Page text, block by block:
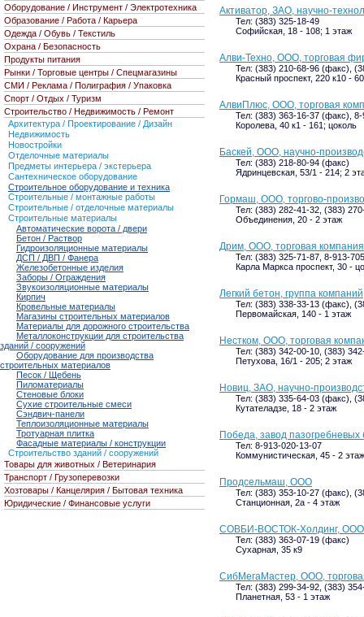
Активатор, ЗАО, научно-
Тел: (383) 325-18-49
Софийская, 18 - 108; 1 этаж
Алви-Техно, ООО, торговая
Тел: (383) 210-68-96 (факс),
Красный проспект, 220 к10 -
АлвиПлюс, ООО, торговая
Тел: (383) 363-16-37 (факс),
Королева, 40 к1 - 161; цоколь
Баскей, ООО, научно-
Тел: (383) 218-80-94 (факс)
Ядринцевская, 53/1 - 214; 2
Гормаш, ООО, торгово-
Тел: (383) 282-41-32, (383)
Объединения, 20 - 2 этаж
Дрим, ООО, торговая компания
Тел: (383) 325-71-87, 8-913-
Карла Маркса проспект, 30 -
Легкий бетон, группа компаний
Тел: (383) 338-33-13 (факс),
Первомайская, 140 - 1 этаж
Нестком, ООО, торговая
Тел: (383) 342-00-10, (383)
Петухова, 16/1 - 205; 2 этаж
Новиц, ЗАО, научно-
Тел: (383) 335-64-03 (факс),
Кутателадзе, 18 - 2 этаж
Победа, завод пазогребневых
Тел: 8-913-020-13-07
Коммунистическая, 45 - 2 этаж
Продсельмаш, ООО
Тел: (383) 353-10-27 (факс),
Станционная, 2а - 4 этаж
СОВБИ-ВОСТОК-Холдинг, ООО
Тел: (383) 363-07-19 (факс)
Сухарная, 35 к9
СибМегаМастер, ООО,
Тел: (383) 299-34-92, (383)
Планетная, 53 - 1 этаж
Оборудование / Инструмент / Электротехника
Образование / Работа / Карьера
Одежда / Обувь / Текстиль
Охрана / Безопасность
Продукты питания
Рынки / Торговые центры / Спецмагазины
СМИ / Реклама / Полиграфия / Упаковка
Спорт / Отдых / Туризм
Строительство / Недвижимость / Ремонт
Архитектура / Проектирование / Дизайн
Недвижимость
Новостройки
Отделочные материалы
Предметы интерьера / экстерьера
Сантехническое оборудование
Строительное оборудование и техника
Строительные / монтажные работы
Строительные / отделочные материалы
Строительные материалы
Автоматические ворота / двери
Бетон / Раствор
Гидроизоляционные материалы
ДСП / ДВП / Фанера
Железобетонные изделия
Заборы / Ограждения
Звукоизоляционные материалы
Кирпич
Кровельные материалы
Магазины строительных материалов
Материалы для дорожного строительства
Металлоконструкции для строительства
зданий / сооружений
Оборудование для производства
строительных материалов
Песок / Щебень
Пиломатериалы
Стеновые блоки
Сухие строительные смеси
Сэндвич-панели
Теплоизоляционные материалы
Тротуарная плитка
Фасадные материалы / конструкции
Строительство зданий / сооружений
Товары для животных / Ветеринария
Транспорт / Грузоперевозки
Хозтовары / Канцелярия / Бытовая техника
Юридические / Финансовые услуги